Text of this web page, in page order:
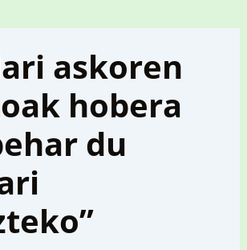
askoren
hobera
du